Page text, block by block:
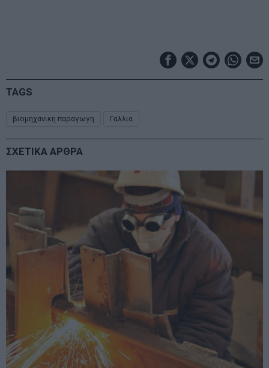
TAGS
βιομηχανικη παραγωγη Γαλλια
ΣΧΕΤΙΚΑ ΑΡΘΡΑ